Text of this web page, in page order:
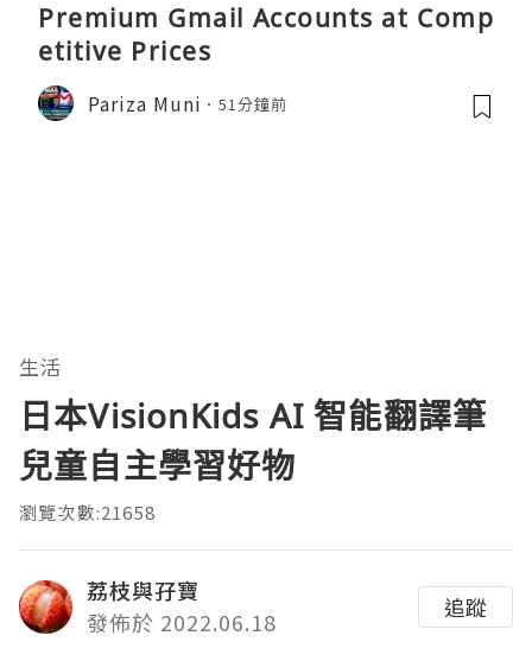
Premium Gmail Accounts at Comp
etitive Prices
Pariza Muni 51分鐘前
生活
日本VisionKids AI 智能翻譯筆
兒童自主學習好物
瀏覽次數:21658
荔枝與孖寶
發佈於 2022.06.18
追蹤